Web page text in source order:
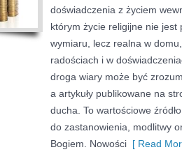
doświadczenia z życiem
którym życie religijne nie
wymiaru, lecz realna w
radościach i w
droga wiary może być
a artykuły publikowane na
ducha. To wartościowe
do zastanowienia, modlitwy
Bogiem. Nowości [ Read